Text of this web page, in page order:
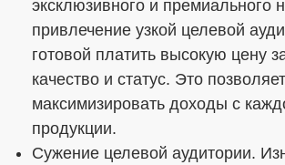
эксклюзивного и премиального
привлечение узкой целевой
готовой платить высокую цену
качество и статус. Это позволяет
максимизировать доходы с
продукции.
Сужение целевой аудитории.